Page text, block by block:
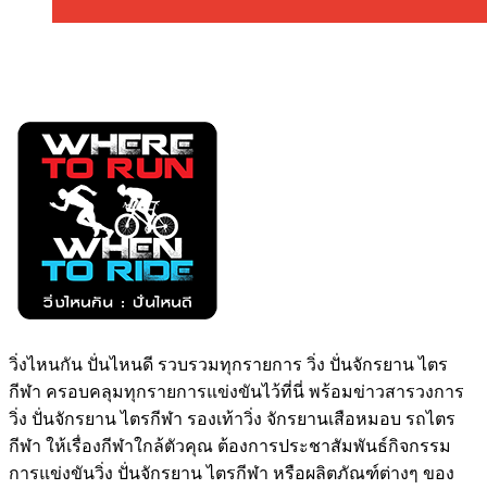
วิ่งไหนกัน ปั่นไหนดี รวบรวมทุกรายการ วิ่ง ปั่นจักรยาน ไตร
กีฬา ครอบคลุมทุกรายการแข่งขันไว้ที่นี่ พร้อมข่าวสารวงการ
วิ่ง ปั่นจักรยาน ไตรกีฬา รองเท้าวิ่ง จักรยานเสือหมอบ รถไตร
กีฬา ให้เรื่องกีฬาใกล้ตัวคุณ ต้องการประชาสัมพันธ์กิจกรรม
การแข่งขันวิ่ง ปั่นจักรยาน ไตรกีฬา หรือผลิตภัณฑ์ต่างๆ ของ